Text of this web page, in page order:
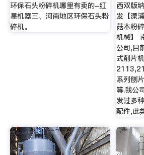
环保石头粉碎机哪里有卖的-红
星机器三、河南地区环保石头粉
碎机。
西双版
发【溧
菇木粉
机械】
公司,目
式削片
系列刨
等.我公
发过多
配件,此